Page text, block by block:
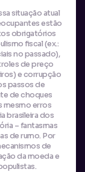
situação atual
estão
obrigatórios
fiscal (ex.:
no passado),
de preço
e corrupção
passos de
de choques
mesmo erros
brasileira dos
– fantasmas
de rumo. Por
de
da moeda e